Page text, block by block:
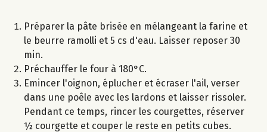
Préparer la pâte brisée en mélangeant la farine et
le beurre ramolli et 5 cs d'eau. Laisser reposer 30
min.
Préchauffer le four à 180°C.
Emincer l'oignon, éplucher et écraser l'ail, verser
dans une poêle avec les lardons et laisser rissoler.
Pendant ce temps, rincer les courgettes, réserver
½ courgette et couper le reste en petits cubes.